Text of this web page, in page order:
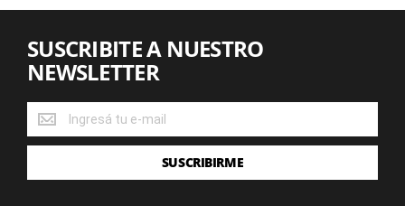
SUSCRIBITE A NUESTRO
NEWSLETTER
SUSCRIBITE
NUESTRO
SUSCRIBIRME